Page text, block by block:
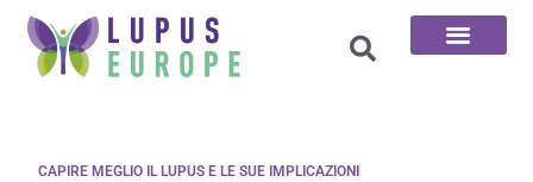
CAPIRE MEGLIO IL LUPUS E LE SUE IMPLICAZIONI